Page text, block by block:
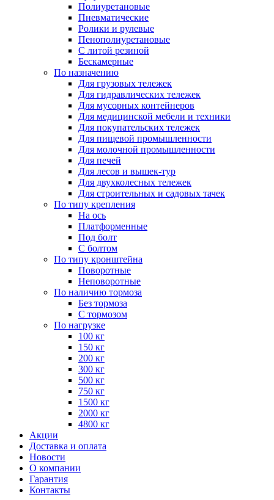
Полиуретановые
Пневматические
Ролики и рулевые
Пенополиуретановые
С литой резиной
Бескамерные
По назначению
Для грузовых тележек
Для гидравлических тележек
Для мусорных контейнеров
Для медицинской мебели и техники
Для покупательских тележек
Для пищевой промышленности
Для молочной промышленности
Для печей
Для лесов и вышек-тур
Для двухколесных тележек
Для строительных и садовых тачек
По типу крепления
На ось
Платформенные
Под болт
С болтом
По типу кронштейна
Поворотные
Неповоротные
По наличию тормоза
Без тормоза
С тормозом
По нагрузке
100 кг
150 кг
200 кг
300 кг
500 кг
750 кг
1500 кг
2000 кг
4800 кг
Акции
Доставка и оплата
Новости
О компании
Гарантия
Контакты